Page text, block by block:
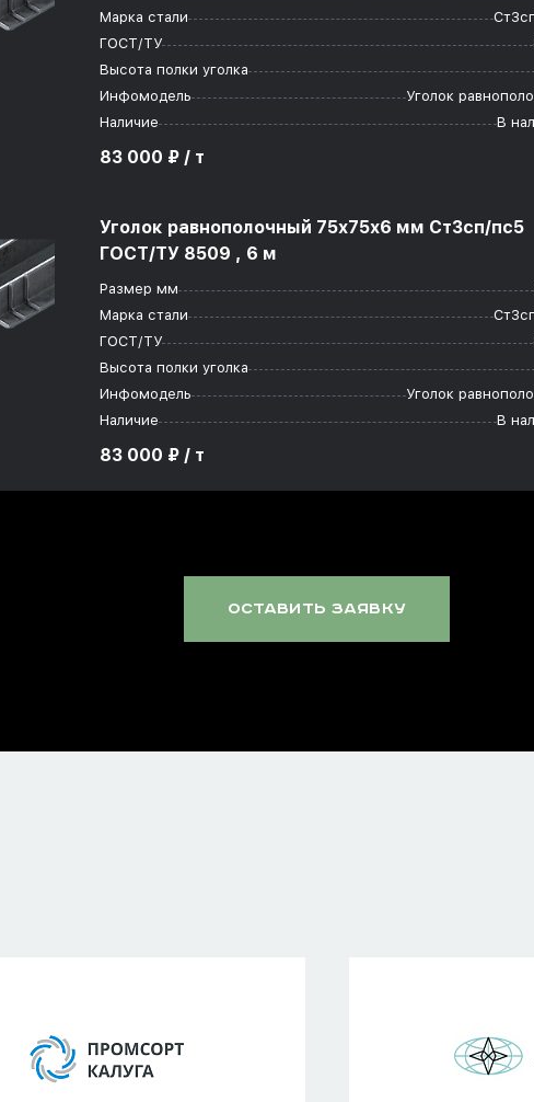
Марка стали
ГОСТ/ТУ
Высота полки уголка
Инфомодель
Уголок
Наличие
В
83 000 ₽ / т
Уголок равнополочный 75x75x6 мм Ст3сп/пс5
ГОСТ/ТУ 8509 , 6 м
Размер мм
Марка стали
ГОСТ/ТУ
Высота полки уголка
Инфомодель
Уголок
Наличие
В
83 000 ₽ / т
оставить заявку